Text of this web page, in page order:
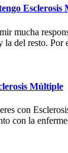
Esclerosis
mucha
del resto. Por
Múltiple
con
con la